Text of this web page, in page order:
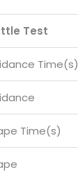
Test
Time(s)
Time(s)